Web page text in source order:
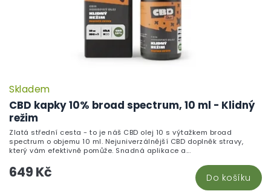
CBD kapky 10% broad spectrum, 10 ml - Klidný
režim
Skladem
649 Kč Do košíku
Zlatá střední cesta - to je náš CBD olej 10 s výtažkem broad
spectrum o objemu 10 ml. Nejuniverzálnější CBD doplněk stravy,
který vám efektivně pomůže. Snadná aplikace a...